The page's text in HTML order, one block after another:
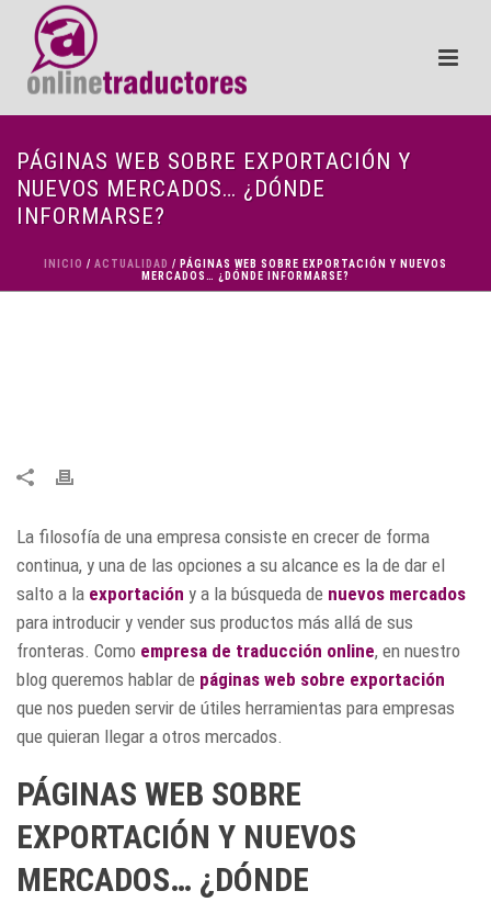
PÁGINAS WEB SOBRE EXPORTACIÓN Y
NUEVOS MERCADOS… ¿DÓNDE
INFORMARSE?
INICIO / ACTUALIDAD / PÁGINAS WEB SOBRE EXPORTACIÓN Y NUEVOS
MERCADOS… ¿DÓNDE INFORMARSE?
La filosofía de una empresa consiste en crecer de forma
continua, y una de las opciones a su alcance es la de dar el
salto a la exportación y a la búsqueda de nuevos mercados
para introducir y vender sus productos más allá de sus
fronteras. Como empresa de traducción online, en nuestro
blog queremos hablar de páginas web sobre exportación
que nos pueden servir de útiles herramientas para empresas
que quieran llegar a otros mercados.
PÁGINAS WEB SOBRE
EXPORTACIÓN Y NUEVOS
MERCADOS… ¿DÓNDE